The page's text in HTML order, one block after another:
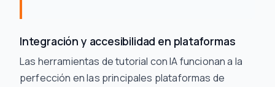
Integración y accesibilidad en plataformas
Las herramientas de tutorial con IA funcionan a la
perfección en las principales plataformas de